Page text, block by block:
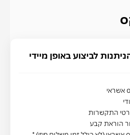
לביצוע באופן מיידי
אשראי
התקשרות
הוראת קבע